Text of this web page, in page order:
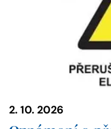
2. 10. 2026